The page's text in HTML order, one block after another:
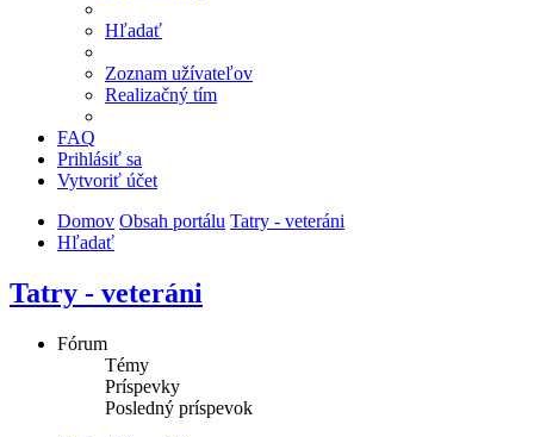
Hľadať
Zoznam užívateľov
Realizačný tím
FAQ
Prihlásiť sa
Vytvoriť účet
Domov Obsah portálu Tatry - veteráni
Hľadať
Tatry - veteráni
Fórum
Témy
Príspevky
Posledný príspevok